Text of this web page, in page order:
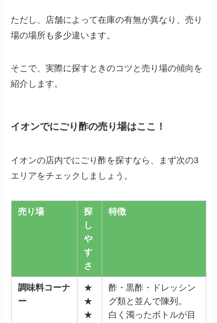
ただし、店舗によって在庫の有無が異なり、売り
場の場所も多少違います。
そこで、実際に探すときのコツと売り場の傾向を
紹介します。
イオンでにごり酢の売り場はここ！
イオンの店内でにごり酢を探すなら、まず次の3
エリアをチェックしましょう。
売り場
探
し
や
す
さ
特徴
調味料コーナ
ー
★
★
★
酢・黒酢・ドレッシン
グ類と並んで陳列。
白く濁ったボトルが目